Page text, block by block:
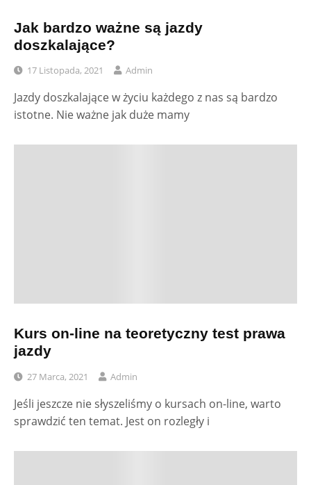
Jak bardzo ważne są jazdy
doszkalające?
17 Listopada, 2021 Admin
Jazdy doszkalające w życiu każdego z nas są bardzo
istotne. Nie ważne jak duże mamy
Kurs on-line na teoretyczny test prawa
jazdy
27 Marca, 2021 Admin
Jeśli jeszcze nie słyszeliśmy o kursach on-line, warto
sprawdzić ten temat. Jest on rozległy i